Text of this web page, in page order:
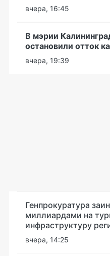
вчера, 16:45
В мэрии
остановили отток
вчера, 19:39
Генпрокуратура
миллиардами на
инфраструктуру
вчера, 14:25